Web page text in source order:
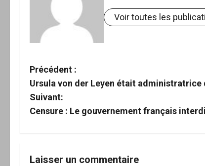
Voir toutes les
N
a
v
g
Précédent :
Ursula von der Leyen était administratrice
Suivant:
Censure : Le gouvernement français
Laisser un commentaire